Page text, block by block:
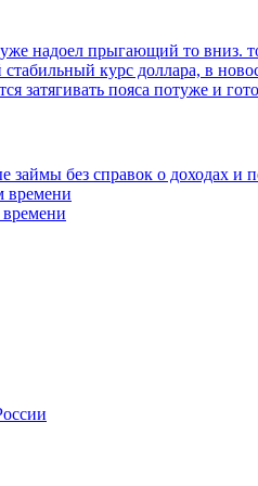
надоел прыгающий то вниз.
курс доллара, в
затягивать пояса потуже и
без справок о доходах и
времени